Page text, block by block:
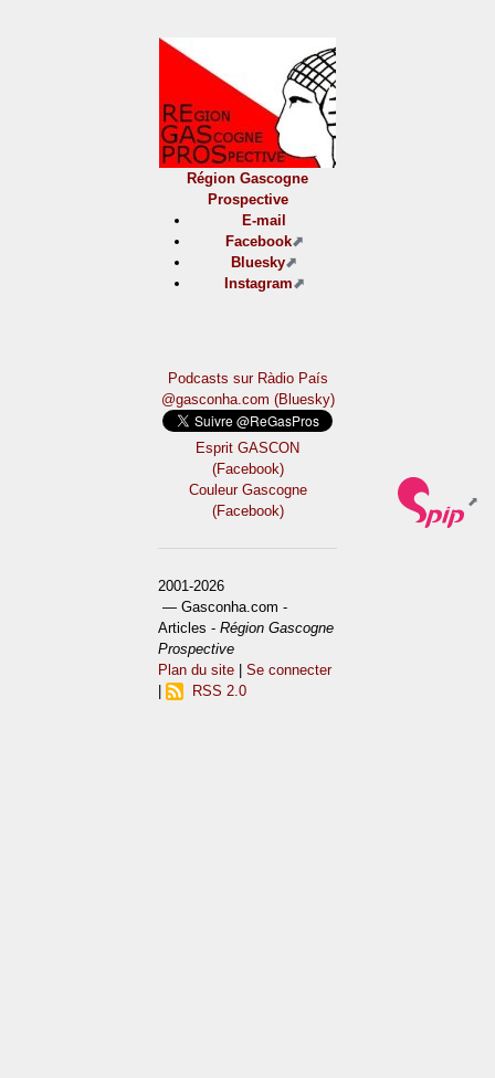
Région Gascogne
Prospective
E-mail
Facebook
Bluesky
Instagram
Podcasts sur Ràdio País
@gasconha.com (Bluesky)
Esprit GASCON
(Facebook)
Couleur Gascogne
(Facebook)
2001-2026
— Gasconha.com -
Articles -Région Gascogne
Prospective
Plan du site |Se connecter
RSS 2.0